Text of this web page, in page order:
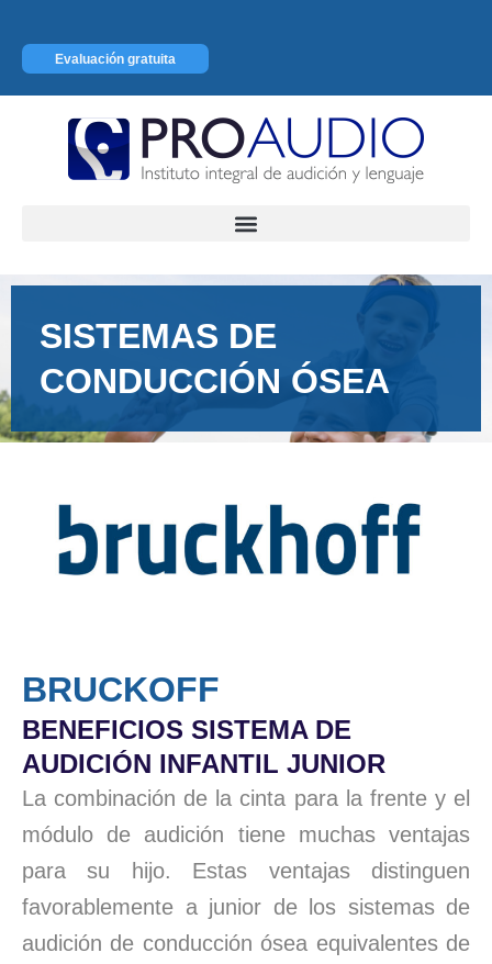
contenidoEvaluación gratuita
SISTEMAS DE
CONDUCCIÓN ÓSEA
BRUCKOFF
BENEFICIOS SISTEMA DE
AUDICIÓN INFANTIL JUNIOR
La combinación de la cinta para la frente y el
módulo de audición tiene muchas ventajas
para su hijo. Estas ventajas distinguen
favorablemente a junior de los sistemas de
audición de conducción ósea equivalentes de